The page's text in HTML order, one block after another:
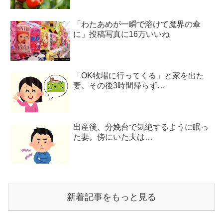
「わたあめが一瞬で溶けて魔界の傘
に」投稿写真に16万いいね
「OK牧場に行ってくる」と家を出た
妻。その後3時間帰らず…
出産後、分娩台で気絶するように眠っ
た妻。傍にいた夫は…
新着記事をもっと見る